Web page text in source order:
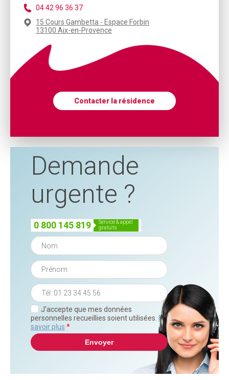
04 42 96 36 37
15 Cours Gambetta - Espace Forbin
13100 Aix-en-Provence
Contacter la résidence
Demande
urgente ?
0 800 145 819
service & appel
gratuits
J'accepte que mes données
personnelles recueillies soient utilisées. En
savoir plus *